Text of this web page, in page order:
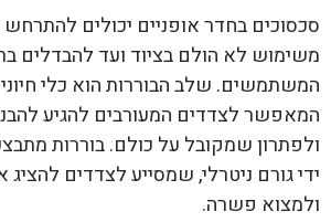
סכסוכים בחדר אופניים יכולים להתרחש
משימוש לא הולם בציוד ועד להבדלים
המשתמשים. שלב הבוררות הוא כלי חיוני
המאפשר לצדדים המעורבים להגיע
ולפתרון שמקובל על כולם. בוררות
ידי גורם ניטרלי, שמסייע לצדדים
ולמצוא פשרה.